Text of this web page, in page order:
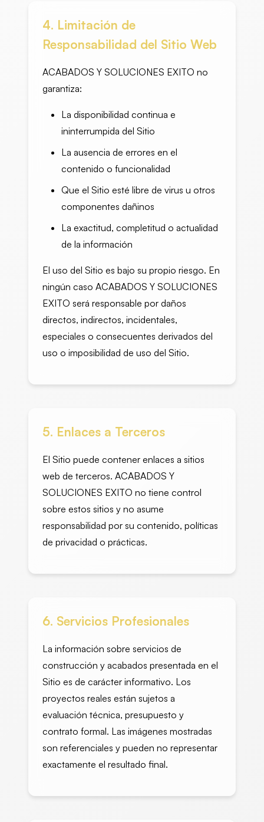
4. Limitación de
Responsabilidad del Sitio Web
ACABADOS Y SOLUCIONES EXITO no
garantiza:
La disponibilidad continua e
ininterrumpida del Sitio
La ausencia de errores en el
contenido o funcionalidad
Que el Sitio esté libre de virus u otros
componentes dañinos
La exactitud, completitud o actualidad
de la información
El uso del Sitio es bajo su propio riesgo. En
ningún caso ACABADOS Y SOLUCIONES
EXITO será responsable por daños
directos, indirectos, incidentales,
especiales o consecuentes derivados del
uso o imposibilidad de uso del Sitio.
5. Enlaces a Terceros
El Sitio puede contener enlaces a sitios
web de terceros. ACABADOS Y
SOLUCIONES EXITO no tiene control
sobre estos sitios y no asume
responsabilidad por su contenido, políticas
de privacidad o prácticas.
6. Servicios Profesionales
La información sobre servicios de
construcción y acabados presentada en el
Sitio es de carácter informativo. Los
proyectos reales están sujetos a
evaluación técnica, presupuesto y
contrato formal. Las imágenes mostradas
son referenciales y pueden no representar
exactamente el resultado final.